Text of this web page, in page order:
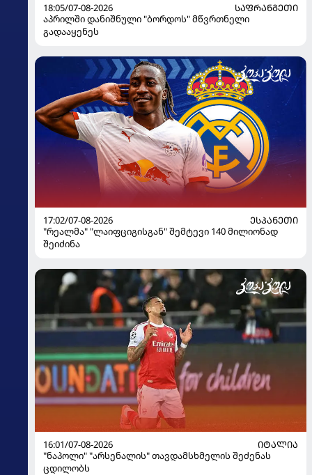
18:05/07-08-2026
ᲡᲐᲤᲠᲐᲜᲒᲔᲗᲘ
აპრილში დანიშნული "ბორდოს" მწვრთნელი
გადააყენეს
17:02/07-08-2026
ᲔᲡᲞᲐᲜᲔᲗᲘ
"რეალმა" "ლაიფციგისგან" შემტევი 140 მილიონად
შეიძინა
16:01/07-08-2026
ᲘᲢᲐᲚᲘᲐ
"ნაპოლი" "არსენალის" თავდამსხმელის შეძენას
ცდილობს